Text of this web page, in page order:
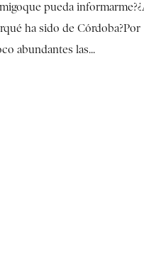
pueda
ha sido de Córdoba?Por
abundantes las...